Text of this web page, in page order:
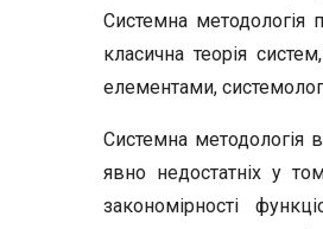
Системна методологія
класична теорія
елементами,
Системна методологія
явно недостатніх у
закономірності